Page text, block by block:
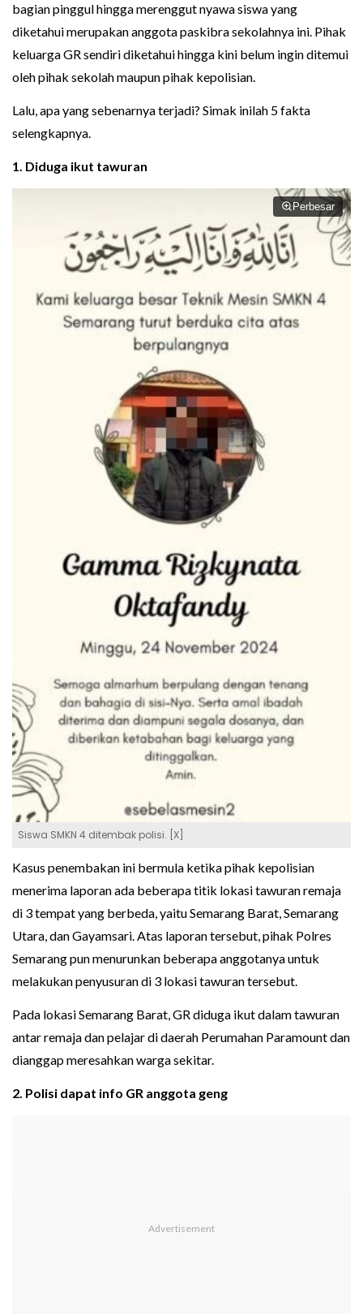
bagian pinggul hingga merenggut nyawa siswa yang
diketahui merupakan anggota paskibra sekolahnya ini. Pihak
keluarga GR sendiri diketahui hingga kini belum ingin ditemui
oleh pihak sekolah maupun pihak kepolisian.
Lalu, apa yang sebenarnya terjadi? Simak inilah 5 fakta
selengkapnya.
1. Diduga ikut tawuran
Perbesar
Siswa SMKN 4 ditembak polisi. [X]
Kasus penembakan ini bermula ketika pihak kepolisian
menerima laporan ada beberapa titik lokasi tawuran remaja
di 3 tempat yang berbeda, yaitu Semarang Barat, Semarang
Utara, dan Gayamsari. Atas laporan tersebut, pihak Polres
Semarang pun menurunkan beberapa anggotanya untuk
melakukan penyusuran di 3 lokasi tawuran tersebut.
Pada lokasi Semarang Barat, GR diduga ikut dalam tawuran
antar remaja dan pelajar di daerah Perumahan Paramount dan
dianggap meresahkan warga sekitar.
2. Polisi dapat info GR anggota geng